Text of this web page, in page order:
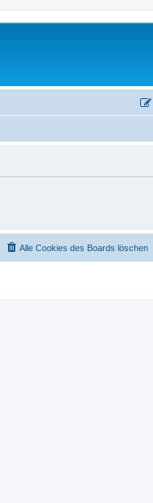
Alle Cookies des Boards löschen